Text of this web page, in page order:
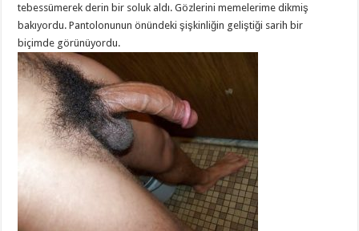
tebessümerek derin bir soluk aldı. Gözlerini memelerime dikmiş
bakıyordu. Pantolonunun önündeki şişkinliğin geliştiği sarih bir
biçimde görünüyordu.